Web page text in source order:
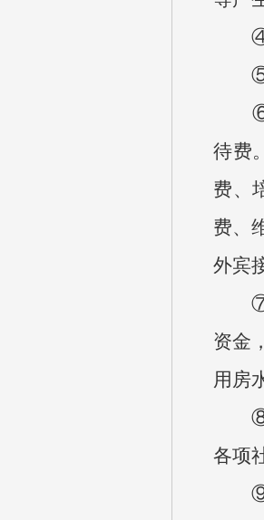
④基
⑤项
⑥“
待费
费、
费、
外宾
⑦机
资金
用房
⑧工
各项
⑨商